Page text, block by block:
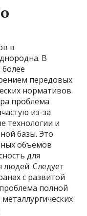
в
В
передовых
нормативов.
проблема
из-за
технологии и
базы. Это
объемов
для
Следует
с развитой
полной